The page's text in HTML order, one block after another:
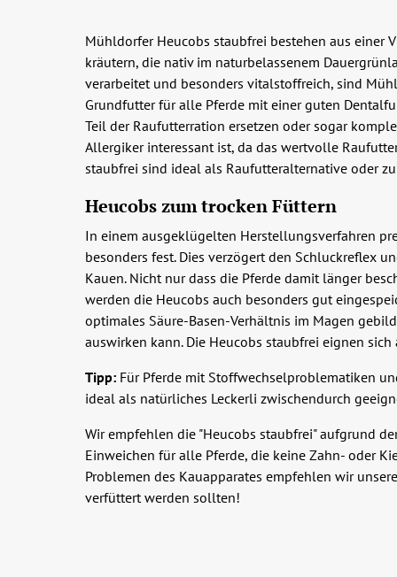
Mühldorfer Heucobs staubfrei bestehen aus einer
kräutern, die nativ im naturbelassenem
verarbeitet und besonders vitalstoffreich, sind
Grundfutter für alle Pferde mit einer guten
Teil der Raufutterration ersetzen oder sogar
Allergiker interessant ist, da das wertvolle
staubfrei sind ideal als Raufutteralternative oder
Heucobs zum trocken Füttern
In einem ausgeklügelten Herstellungsverfahren
besonders fest. Dies verzögert den Schluckreflex
Kauen. Nicht nur dass die Pferde damit länger
werden die Heucobs auch besonders gut
optimales Säure-Basen-Verhältnis im Magen
auswirken kann. Die Heucobs staubfrei eignen
Tipp: Für Pferde mit Stoffwechselproblematiken
ideal als natürliches Leckerli zwischendurch
Wir empfehlen die "Heucobs staubfrei" aufgrund
Einweichen für alle Pferde, die keine Zahn- oder
Problemen des Kauapparates empfehlen wir
verfüttert werden sollten!